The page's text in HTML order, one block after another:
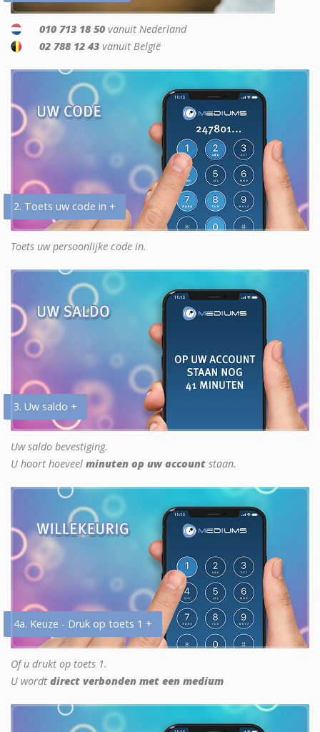
010 713 18 50 vanuit Nederland
02 788 12 43 vanuit België
2. Toets uw code in +
Toets uw persoonlijke code in.
3. Uw saldo +
Uw saldo bevestiging.
U hoort hoeveel minuten op uw account staan.
4a. Keuze - Druk op toets 1 +
Of u drukt op toets 1.
U wordt direct verbonden met een medium